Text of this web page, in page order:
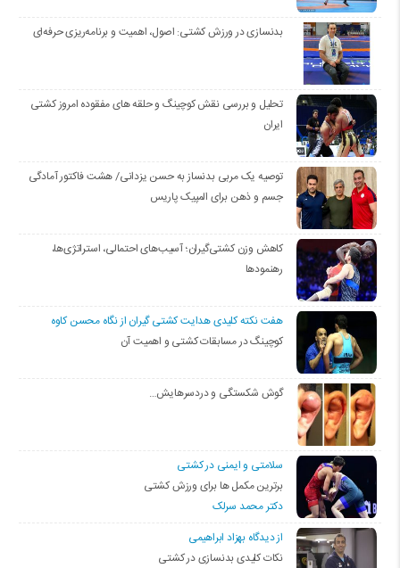
بدنسازی در ورزش کشتی: اصول، اهمیت و برنامه‌ریزی حرفه‌ای
تحلیل و بررسی نقش کوچینگ و حلقه های مفقوده امروز کشتی
ایران
توصیه یک مربی بدنساز به حسن یزدانی/ هشت فاکتور آمادگی
جسم و ذهن برای المپیک پاریس
کاهش وزن کشتی‌گیران؛ آسیب‌های احتمالی، استراتژی‌ها،
رهنمودها
هفت نکته کلیدی هدایت کشتی گیران از نگاه محسن کاوه
کوچینگ در مسابقات کشتی و اهمیت آن
گوش شکستگی و دردسرهایش…
سلامتی و ایمنی در کشتی
برترین مکمل ها برای ورزش کشتی
دکتر محمد سرلک
از دیدگاه بهزاد ابراهیمی
نکات کلیدی بدنسازی در کشتی